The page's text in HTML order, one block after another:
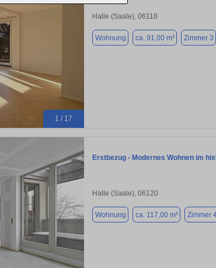
1 / 17
Halle (Saale), 06118
Wohnung ca. 91,00 m² Zimmer 3
Erstbezug - Modernes Wohnen im
Halle (Saale), 06120
Wohnung ca. 117,00 m² Zimmer